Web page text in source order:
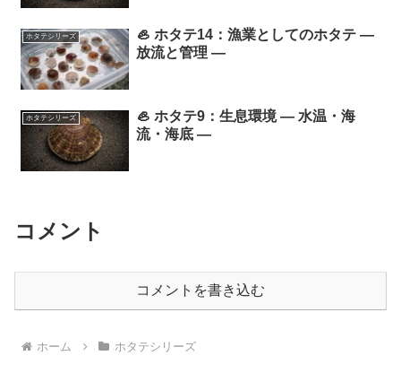
ホタテシリーズ
🦪 ホタテ14：漁業としてのホタテ ―
放流と管理 ―
ホタテシリーズ
🦪 ホタテ9：生息環境 ― 水温・海
流・海底 ―
コメント
コメントを書き込む
ホーム ホタテシリーズ